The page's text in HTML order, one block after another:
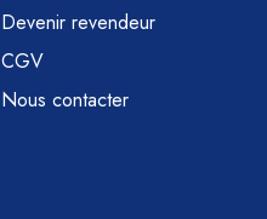
Devenir revendeur
CGV
Nous contacter